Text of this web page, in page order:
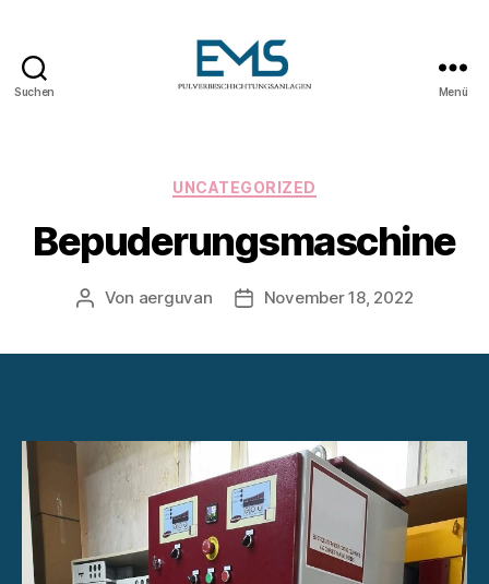
Suchen Menü
Kategorien
UNCATEGORIZED
Bepuderungsmaschine
Beitragsautor
Von aerguvan Veröffentlichungsdatum
November 18, 2022